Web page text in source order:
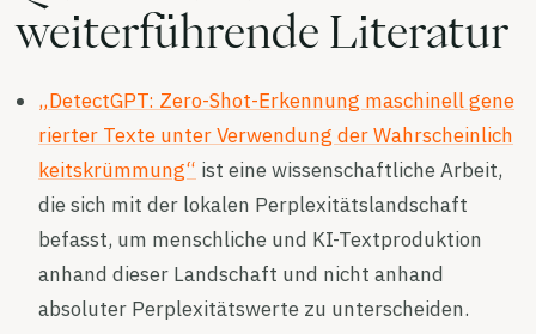
weiterführende Literatur
„DetectGPT: Zero-Shot-Erkennung maschinell gene
rierter Texte unter Verwendung der Wahrscheinlich
keitskrümmung“ ist eine wissenschaftliche Arbeit,
die sich mit der lokalen Perplexitätslandschaft
befasst, um menschliche und KI-Textproduktion
anhand dieser Landschaft und nicht anhand
absoluter Perplexitätswerte zu unterscheiden.